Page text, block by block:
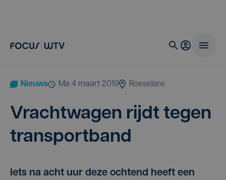
Nieuws ma 4 maart 2019 Roeselare
Vracht­wa­gen rijdt tegen
transportband
Iets na acht uur deze ochtend heeft een